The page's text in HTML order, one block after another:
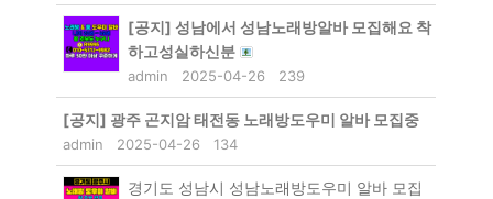
[공지]성남에서 성남노래방알바 모집해요 착
하고성실하신분
admin 2025-04-26 239
[공지] 광주 곤지암 태전동 노래방도우미 알바 모집중
admin 2025-04-26 134
경기도 성남시 성남노래방도우미 알바 모집